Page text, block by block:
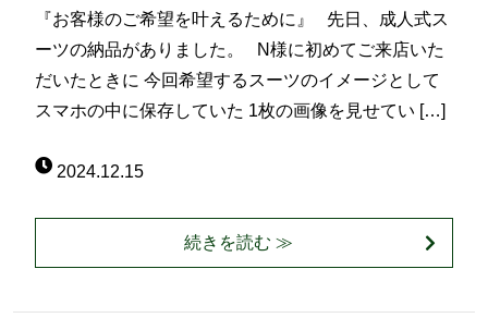
『お客様のご希望を叶えるために』 先日、成人式ス
ーツの納品がありました。 N様に初めてご来店いた
だいたときに 今回希望するスーツのイメージとして
スマホの中に保存していた 1枚の画像を見せてい […]
2024.12.15
続きを読む ≫